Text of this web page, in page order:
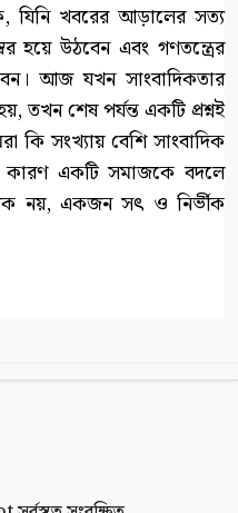
যিনি খবরের আড়ালের সত্য
হয়ে উঠবেন এবং গণতন্ত্রের
আজ যখন সাংবাদিকতার
তখন শেষ পর্যন্ত একটি প্রশ্নই
কি সংখ্যায় বেশি সাংবাদিক
কারণ একটি সমাজকে বদলে
নয়, একজন সৎ ও নির্ভীক